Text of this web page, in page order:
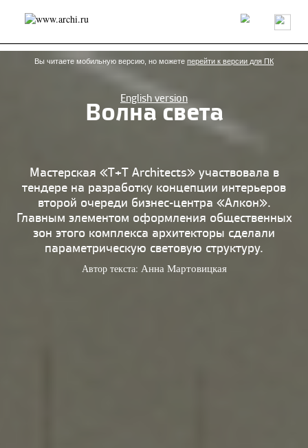
Россия Мир Технологии Интерьер Пресса
Архитекторы
Проекты
Конкурсы События Книги Вакансии
Анонсы конкурсов
Блог
Дизайн
Иностранцы в России
Интерьер
Книги
Наследие Образование
Урбанистика
Эко
Вы читаете мобильную версию, но можете перейти к версии для ПК
English version
Волна света
Мастерская «T+T Architects» участвовала в
тендере на разработку концепции интерьеров
второй очереди бизнес-центра «Алкон».
Главным элементом оформления общественных
зон этого комплекса архитекторы сделали
параметрическую световую структуру.
Автор текста: Анна Мартовицкая